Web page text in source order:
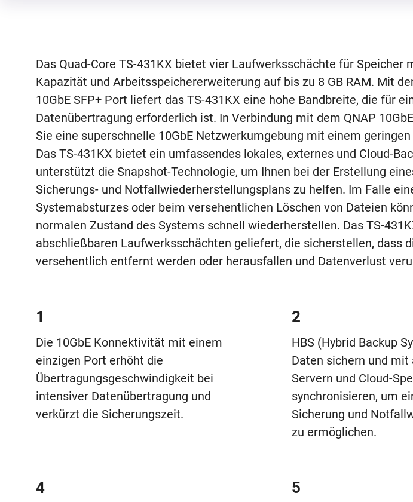
Das Quad-Core TS-431KX bietet vier Laufwerksschächte für Speicher
Kapazität und Arbeitsspeichererweiterung auf bis zu 8 GB RAM. Mit
10GbE SFP+ Port liefert das TS-431KX eine hohe Bandbreite, die für
Datenübertragung erforderlich ist. In Verbindung mit dem QNAP
Sie eine superschnelle 10GbE Netzwerkumgebung mit einem
Das TS-431KX bietet ein umfassendes lokales, externes und Cloud-
unterstützt die Snapshot-Technologie, um Ihnen bei der Erstellung
Sicherungs- und Notfallwiederherstellungsplans zu helfen. Im Falle
Systemabsturzes oder beim versehentlichen Löschen von Dateien
normalen Zustand des Systems schnell wiederherstellen. Das TS-
abschließbaren Laufwerksschächten geliefert, die sicherstellen, dass
versehentlich entfernt werden oder herausfallen und Datenverlust
1
Die 10GbE Konnektivität mit einem
einzigen Port erhöht die
Übertragungsgeschwindigkeit bei
intensiver Datenübertragung und
verkürzt die Sicherungszeit.
2
HBS (Hybrid Backup
Daten sichern und mit
Servern und Cloud-
synchronisieren, um
Sicherung und
zu ermöglichen.
4 5